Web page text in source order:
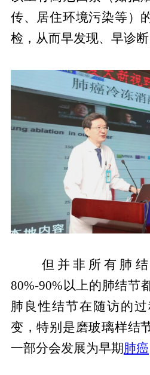
传、居住环境污染等）
检，从而早发现、早诊断
但并非所有肺结
80%-90%以上的肺结节
肺良性结节在随访的
变，特别是磨玻璃样结
一部分会发展为早期 肺癌